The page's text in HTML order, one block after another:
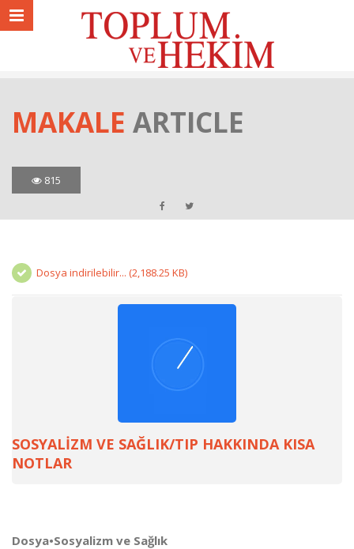
MAKALE ARTICLE
815
Dosya indirilebilir... (2,188.25 KB)
SOSYALİZM VE SAĞLIK/TIP HAKKINDA KISA
NOTLAR
Dosya•Sosyalizm ve Sağlık